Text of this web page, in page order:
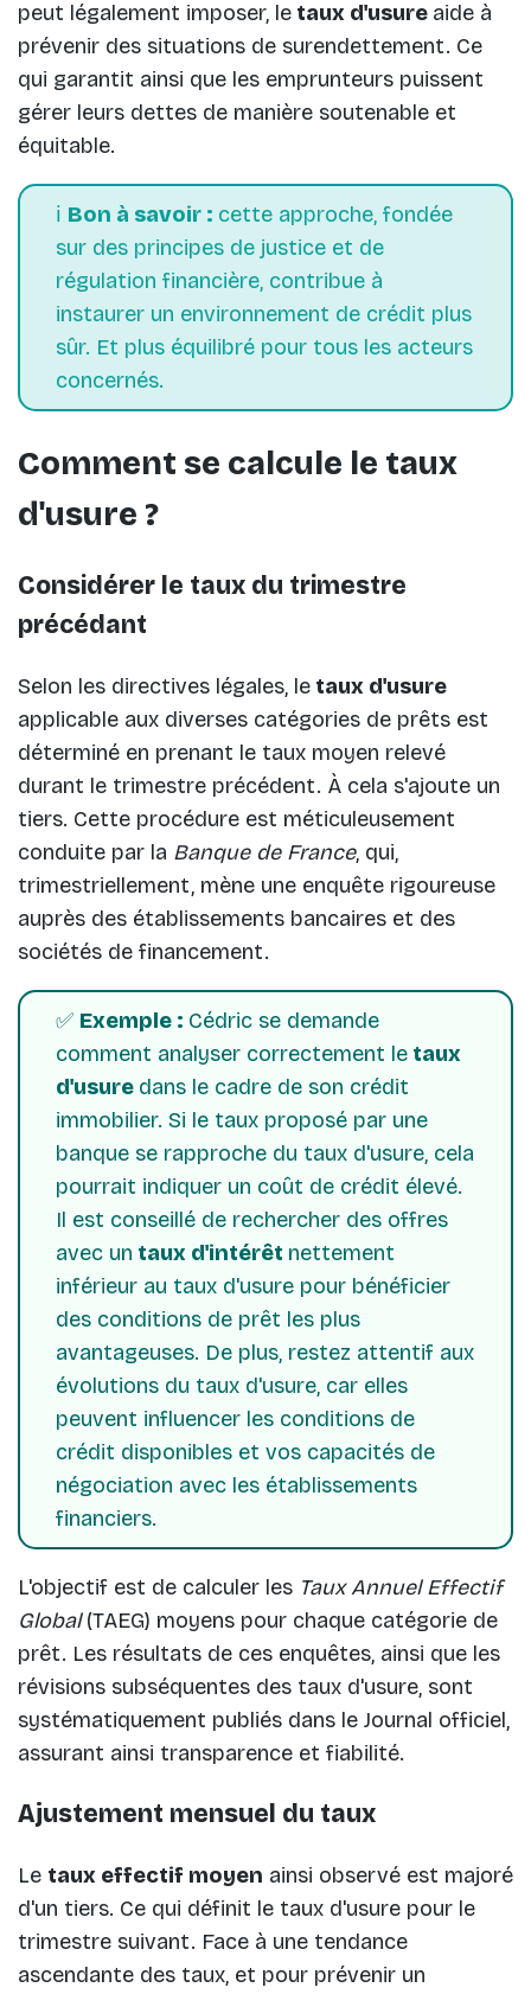
peut légalement imposer, le taux d'usure aide à
prévenir des situations de surendettement. Ce
qui garantit ainsi que les emprunteurs puissent
gérer leurs dettes de manière soutenable et
équitable.
ℹ️ Bon à savoir : cette approche, fondée
sur des principes de justice et de
régulation financière, contribue à
instaurer un environnement de crédit plus
sûr. Et plus équilibré pour tous les acteurs
concernés.
Comment se calcule le taux
d'usure ?
Considérer le taux du trimestre
précédant
Selon les directives légales, le taux d'usure
applicable aux diverses catégories de prêts est
déterminé en prenant le taux moyen relevé
durant le trimestre précédent. À cela s'ajoute un
tiers. Cette procédure est méticuleusement
conduite par la Banque de France, qui,
trimestriellement, mène une enquête rigoureuse
auprès des établissements bancaires et des
sociétés de financement.
✅ Exemple : Cédric se demande
comment analyser correctement le taux
d'usure dans le cadre de son crédit
immobilier. Si le taux proposé par une
banque se rapproche du taux d'usure, cela
pourrait indiquer un coût de crédit élevé.
Il est conseillé de rechercher des offres
avec un taux d'intérêt nettement
inférieur au taux d'usure pour bénéficier
des conditions de prêt les plus
avantageuses. De plus, restez attentif aux
évolutions du taux d'usure, car elles
peuvent influencer les conditions de
crédit disponibles et vos capacités de
négociation avec les établissements
financiers.
L'objectif est de calculer les Taux Annuel Effectif
Global(TAEG) moyens pour chaque catégorie de
prêt. Les résultats de ces enquêtes, ainsi que les
révisions subséquentes des taux d'usure, sont
systématiquement publiés dans le Journal officiel,
assurant ainsi transparence et fiabilité.
Ajustement mensuel du taux
Le taux effectif moyen ainsi observé est majoré
d'un tiers. Ce qui définit le taux d'usure pour le
trimestre suivant. Face à une tendance
ascendante des taux, et pour prévenir un